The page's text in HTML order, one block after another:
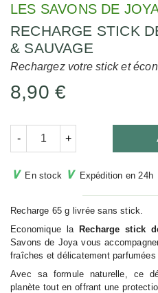
LES SAVONS DE
RECHARGE STICK
& SAUVAGE
Rechargez votre stick et
8,90 €
- +
∨ En stock ∨ Expédition en 24h
Recharge 65 g livrée sans stick.
Economique la Recharge stick
Savons de Joya vous
fraîches et délicatement parfumées
Avec sa formule naturelle, ce
planète tout en offrant une